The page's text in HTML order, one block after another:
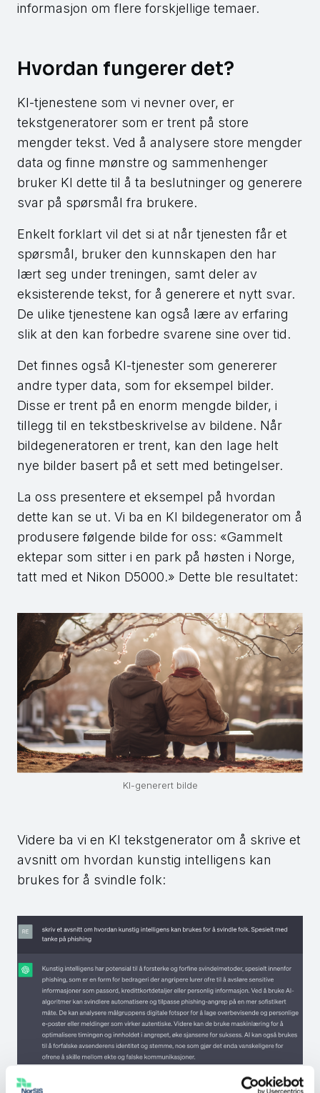
informasjon om flere forskjellige temaer.
Hvordan fungerer det?
KI-tjenestene som vi nevner over, er
tekstgeneratorer som er trent på store
mengder tekst. Ved å analysere store mengder
data og finne mønstre og sammenhenger
bruker KI dette til å ta beslutninger og generere
svar på spørsmål fra brukere.
Enkelt forklart vil det si at når tjenesten får et
spørsmål, bruker den kunnskapen den har
lært seg under treningen, samt deler av
eksisterende tekst, for å generere et nytt svar.
De ulike tjenestene kan også lære av erfaring
slik at den kan forbedre svarene sine over tid.
Det finnes også KI-tjenester som genererer
andre typer data, som for eksempel bilder.
Disse er trent på en enorm mengde bilder, i
tillegg til en tekstbeskrivelse av bildene. Når
bildegeneratoren er trent, kan den lage helt
nye bilder basert på et sett med betingelser.
La oss presentere et eksempel på hvordan
dette kan se ut. Vi ba en KI bildegenerator om å
produsere følgende bilde for oss: «Gammelt
ektepar som sitter i en park på høsten i Norge,
tatt med et Nikon D5000.» Dette ble resultatet:
KI-generert bilde
Videre ba vi en KI tekstgenerator om å skrive et
avsnitt om hvordan kunstig intelligens kan
brukes for å svindle folk: